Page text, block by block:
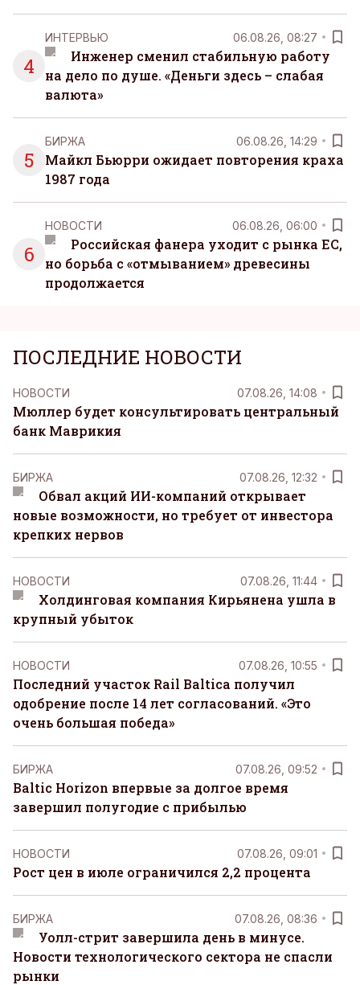
4
ИНТЕРВЬЮ 06.08.26, 08:27
Инженер сменил стабильную работу
на дело по душе. «Деньги здесь – слабая
валюта»
5
БИРЖА 06.08.26, 14:29
Майкл Бьюрри ожидает повторения краха
1987 года
6
НОВОСТИ 06.08.26, 06:00
Российская фанера уходит с рынка ЕС,
но борьба с «отмыванием» древесины
продолжается
ПОСЛЕДНИЕ НОВОСТИ
НОВОСТИ 07.08.26, 14:08
Мюллер будет консультировать центральный
банк Маврикия
БИРЖА 07.08.26, 12:32
Обвал акций ИИ-компаний открывает
новые возможности, но требует от инвестора
крепких нервов
НОВОСТИ 07.08.26, 11:44
Холдинговая компания Кирьянена ушла в
крупный убыток
НОВОСТИ 07.08.26, 10:55
Последний участок Rail Baltica получил
одобрение после 14 лет согласований. «Это
очень большая победа»
БИРЖА 07.08.26, 09:52
Baltic Horizon впервые за долгое время
завершил полугодие с прибылью
НОВОСТИ 07.08.26, 09:01
Рост цен в июле ограничился 2,2 процента
БИРЖА 07.08.26, 08:36
Уолл-стрит завершила день в минусе.
Новости технологического сектора не спасли
рынки